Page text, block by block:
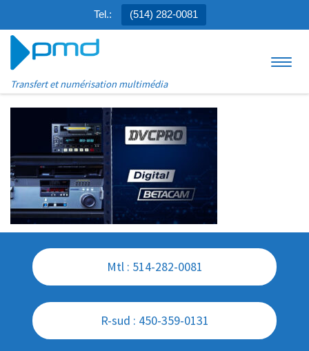
Tel.: (514) 282-0081
Transfert et numérisation multimédia
Mtl : 514-282-0081
R-sud : 450-359-0131